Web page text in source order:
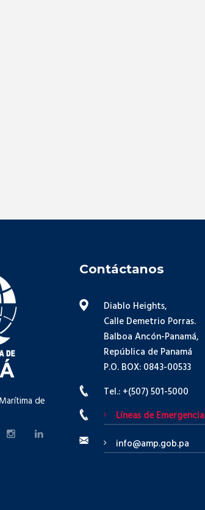
de
Contáctanos
Diablo Heights,
Calle Demetrio Porras.
Balboa Ancón-Panamá,
República de Panamá
P.O. BOX: 0843-00533
Tel.: +(507) 501-5000
Líneas de Emergencia
info@amp.gob.pa